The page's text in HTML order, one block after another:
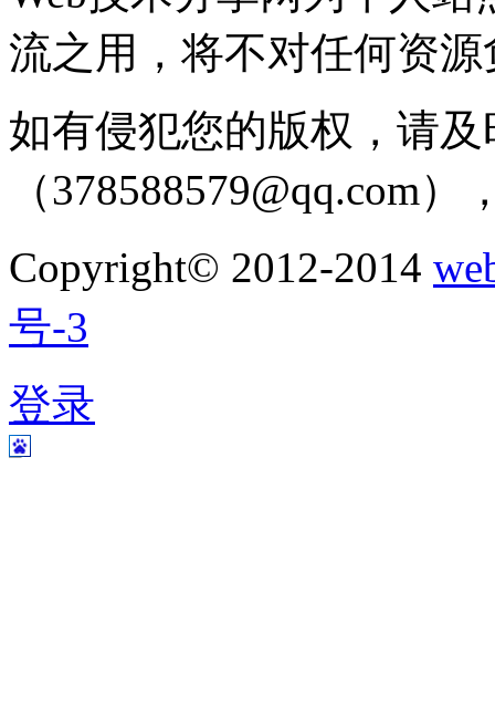
流之用，将不对任何资
如有侵犯您的版权，请
（378588579@qq.com
Copyright© 2012-2014
号-3
登录